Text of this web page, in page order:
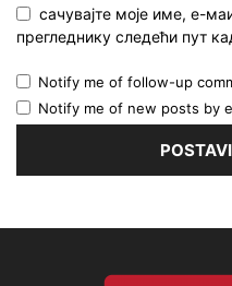
сачувајте моје име, е-
прегледнику следећи пут
Notify me of follow-up
Notify me of new posts by